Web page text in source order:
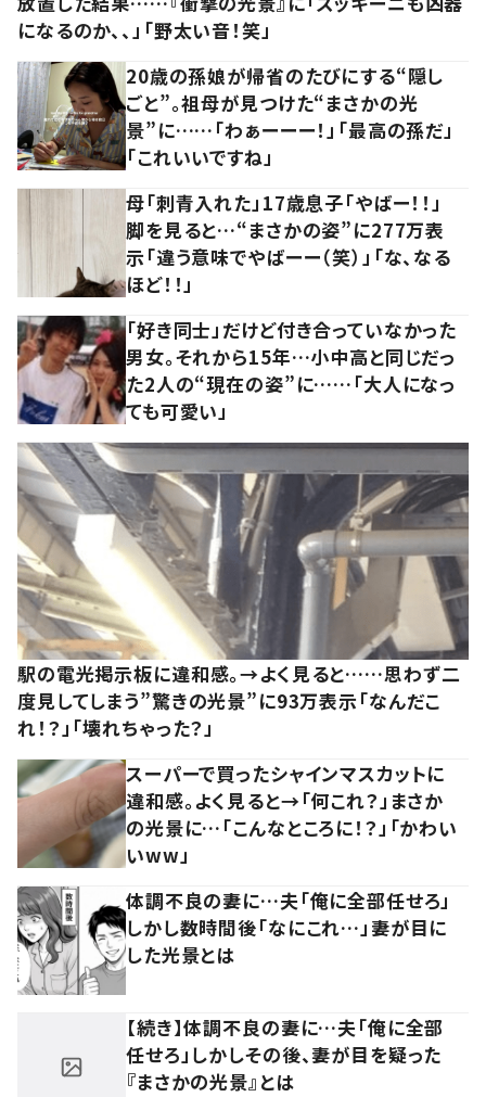
になるのか、、」「野太い音！笑」
20歳の孫娘が帰省のたびにする“隠し
ごと”。祖母が見つけた“まさかの光
景”に……「わぁーーー！」「最高の孫だ」
「これいいですね」
母「刺青入れた」17歳息子「やばー！！」
脚を見ると…“まさかの姿”に277万表
示「違う意味でやばーー（笑）」「な、なる
ほど！！」
「好き同士」だけど付き合っていなかった
男女。それから15年…小中高と同じだっ
た2人の“現在の姿”に……「大人になっ
ても可愛い」
駅の電光掲示板に違和感。→よく見ると……思わず二
度見してしまう”驚きの光景”に93万表示「なんだこ
れ！？」「壊れちゃった？」
スーパーで買ったシャインマスカットに
違和感。よく見ると→「何これ？」まさか
の光景に…「こんなところに！？」「かわい
いww」
体調不良の妻に…夫「俺に全部任せろ」
しかし数時間後「なにこれ…」妻が目に
した光景とは
【続き】体調不良の妻に…夫「俺に全部
任せろ」しかしその後、妻が目を疑った
『まさかの光景』とは